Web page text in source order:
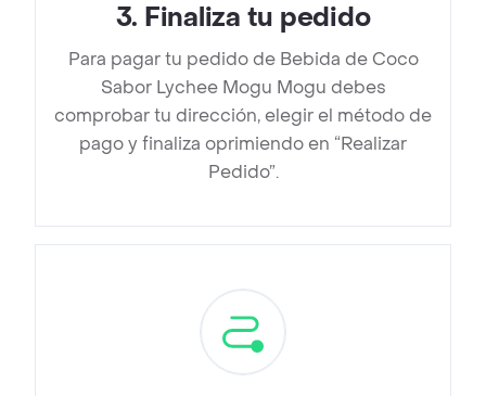
3. Finaliza tu pedido
Para pagar tu pedido de Bebida de Coco
Sabor Lychee Mogu Mogu debes
comprobar tu dirección, elegir el método de
pago y finaliza oprimiendo en “Realizar
Pedido”.